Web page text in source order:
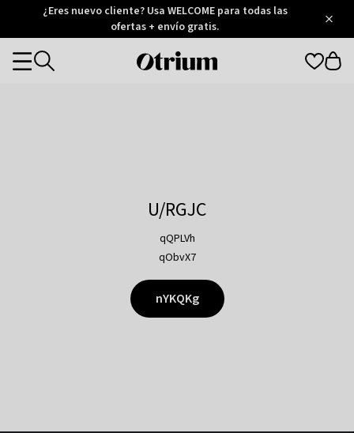
Otrium
Trustpilot
¿Eres nuevo cliente? Usa WELCOME para todas las
ofertas + envío gratis.
Otrium
Categories
U/RGJC
qQPLVh
qObvX7
nYKQKg